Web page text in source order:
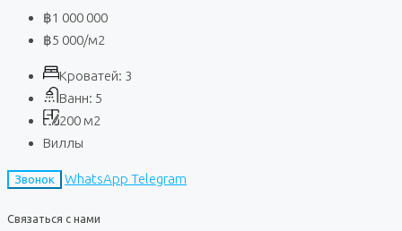
฿1 000 000
฿5 000/м2
Кроватей: 3
Ванн: 5
200 м2
Виллы
Звонок WhatsApp Telegram
Связаться с нами